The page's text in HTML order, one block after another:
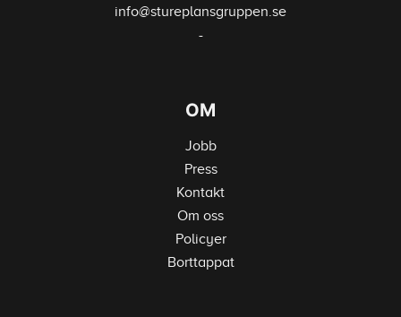
info@stureplansgruppen.se
-
OM
Jobb
Press
Kontakt
Om oss
Policyer
Borttappat